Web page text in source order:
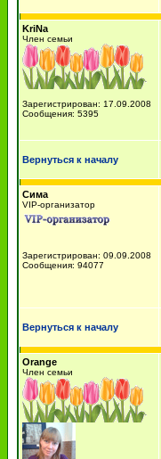
KriNa
Член семьи
Зарегистрирован: 17.09.2008
Сообщения: 5395
Вернуться к началу
Сима
VIP-организатор
Зарегистрирован: 09.09.2008
Сообщения: 94077
Вернуться к началу
Orange
Член семьи